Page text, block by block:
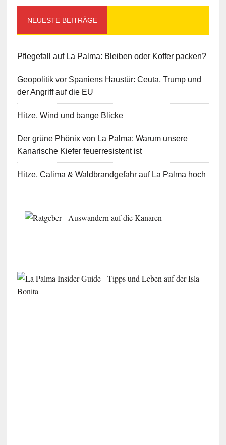
NEUESTE BEITRÄGE
Pflegefall auf La Palma: Bleiben oder Koffer packen?
Geopolitik vor Spaniens Haustür: Ceuta, Trump und
der Angriff auf die EU
Hitze, Wind und bange Blicke
Der grüne Phönix von La Palma: Warum unsere
Kanarische Kiefer feuerresistent ist
Hitze, Calima & Waldbrandgefahr auf La Palma hoch